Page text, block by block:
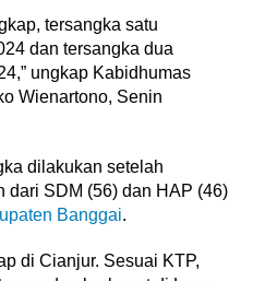
tersangka satu
dan tersangka dua
ungkap Kabidhumas
Wienartono, Senin
dilakukan setelah
dari SDM (56) dan HAP (46)
Banggai.
di Cianjur. Sesuai KTP,